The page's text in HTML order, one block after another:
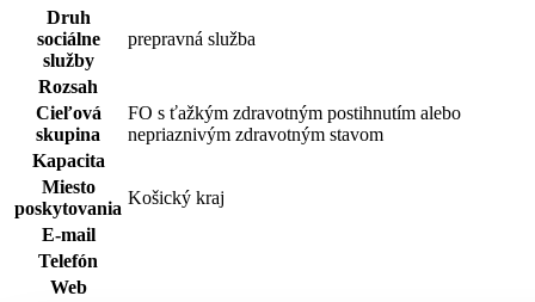
Druh
sociálne
služby
prepravná služba
Rozsah
Cieľová
skupina
FO s ťažkým zdravotným postihnutím alebo
nepriaznivým zdravotným stavom
Kapacita
Miesto
poskytovania
Košický kraj
E-mail
Telefón
Web